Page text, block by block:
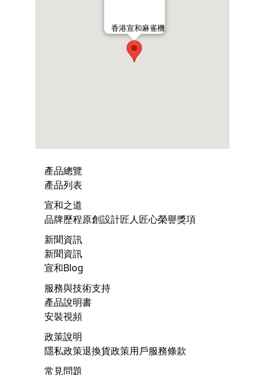
香港宣和麻雀機
產品總覽
產品列表
宣和之道
品牌歷程原創設計匠人匠心榮譽獎項
新聞資訊
新聞資訊
宣和Blog
服務與技術支持
產品說明書
安裝視頻
政策說明
隱私政策退換貨政策用戶服務條款
常見問題